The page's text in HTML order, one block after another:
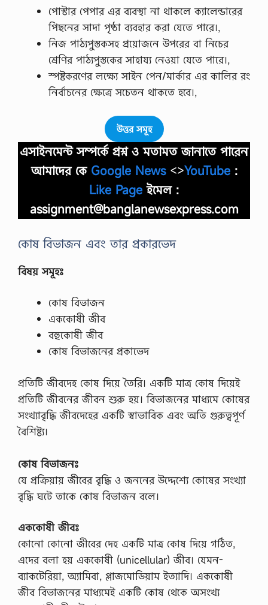
পোস্টার পেপার এর ব্যবস্থা না থাকলে ক্যালেন্ডারের
পিছনের সাদা পৃষ্ঠা ব্যবহার করা যেতে পারে।,
নিজ পাঠ্যপুস্তকসহ প্রয়োজনে উপরের বা নিচের
শ্রেণির পাঠ্যপুস্তকের সাহায্য নেওয়া যেতে পারে।,
স্পষ্টকরণের লক্ষ্যে সাইন পেন/মার্কার এর কালির রং
নির্বাচনের ক্ষেত্রে সচেতন থাকতে হবে।,
উত্তর সমূহ
এসাইনমেন্ট সম্পর্কে প্রশ্ন ও মতামত জানাতে পারেন
আমাদের কে Google News<>YouTube :
Like Page ইমেল :
assignment@banglanewsexpress.com
কোষ বিভাজন এবং তার প্রকারভেদ
বিষয় সমূহঃ
কোষ বিভাজন
এককোষী জীব
বহুকোষী জীব
কোষ বিভাজনের প্রকাভেদ
প্রতিটি জীবদেহ কোষ দিয়ে তৈরি। একটি মাত্র কোষ দিয়েই
প্রতিটি জীবনের জীবন শুরু হয়। বিভাজনের মাধ্যমে কোষের
সংখ্যাবৃদ্ধি জীবদেহের একটি স্বাভাবিক এবং অতি গুরুত্বপূর্ণ
বৈশিষ্ট্য।
কোষ বিভাজনঃ
যে প্রক্রিয়ায় জীবের বৃদ্ধি ও জননের উদ্দেশ্যে কোষের সংখ্যা
বৃদ্ধি ঘটে তাকে কোষ বিভাজন বলে।
এককোষী জীবঃ
কোনো কোনো জীবের দেহ একটি মাত্র কোষ দিয়ে গঠিত,
এদের বলা হয় এককোষী (unicellular) জীব। যেমন-
ব্যাকটেরিয়া, অ্যামিবা, প্লাজমোডিয়াম ইত্যাদি। এককোষী
জীব বিভাজনের মাধ্যমেই একটি কোষ থেকে অসংখ্য